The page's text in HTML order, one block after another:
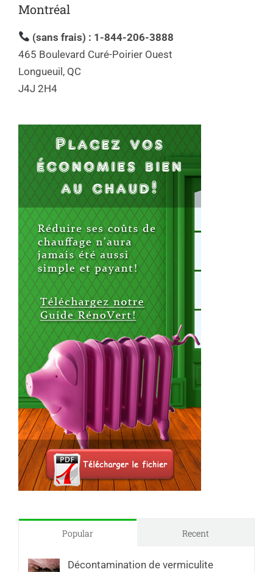
Montréal
(sans frais) : 1-844-206-3888
465 Boulevard Curé-Poirier Ouest
Longueuil, QC
J4J 2H4
Popular Recent
Décontamination de vermiculite